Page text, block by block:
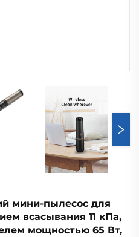
мини-пылесос для
всасывания 11 кПа,
мощностью 65 Вт,